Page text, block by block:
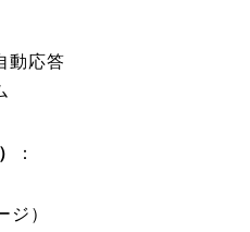
動応答
：
ジ）